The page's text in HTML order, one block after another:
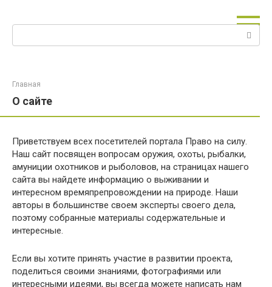
Главная
О сайте
Приветствуем всех посетителей портала Право на силу.
Наш сайт посвящен вопросам оружия, охоты, рыбалки,
амуниции охотников и рыболовов, на страницах нашего
сайта вы найдете информацию о выживании и
интересном времяпрепровождении на природе. Наши
авторы в большинстве своем эксперты своего дела,
поэтому собранные материалы содержательные и
интересные.
Если вы хотите принять участие в развитии проекта,
поделиться своими знаниями, фотографиями или
интересными идеями, вы всегда можете написать нам